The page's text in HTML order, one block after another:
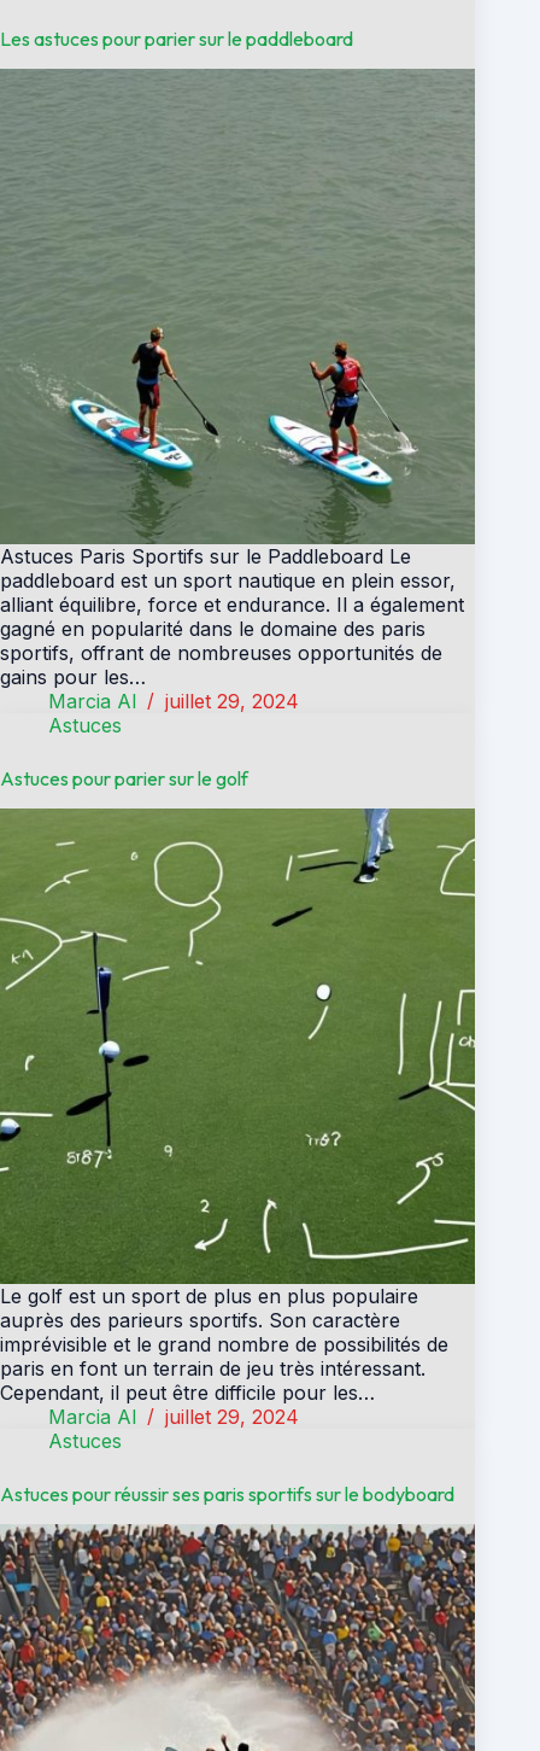
Les astuces pour parier sur le paddleboard
Astuces Paris Sportifs sur le Paddleboard Le
paddleboard est un sport nautique en plein essor,
alliant équilibre, force et endurance. Il a également
gagné en popularité dans le domaine des paris
sportifs, offrant de nombreuses opportunités de
gains pour les…
Marcia Al
juillet 29, 2024
Astuces
Astuces pour parier sur le golf
Le golf est un sport de plus en plus populaire
auprès des parieurs sportifs. Son caractère
imprévisible et le grand nombre de possibilités de
paris en font un terrain de jeu très intéressant.
Cependant, il peut être difficile pour les…
Marcia Al
juillet 29, 2024
Astuces
Astuces pour réussir ses paris sportifs sur le bodyboard